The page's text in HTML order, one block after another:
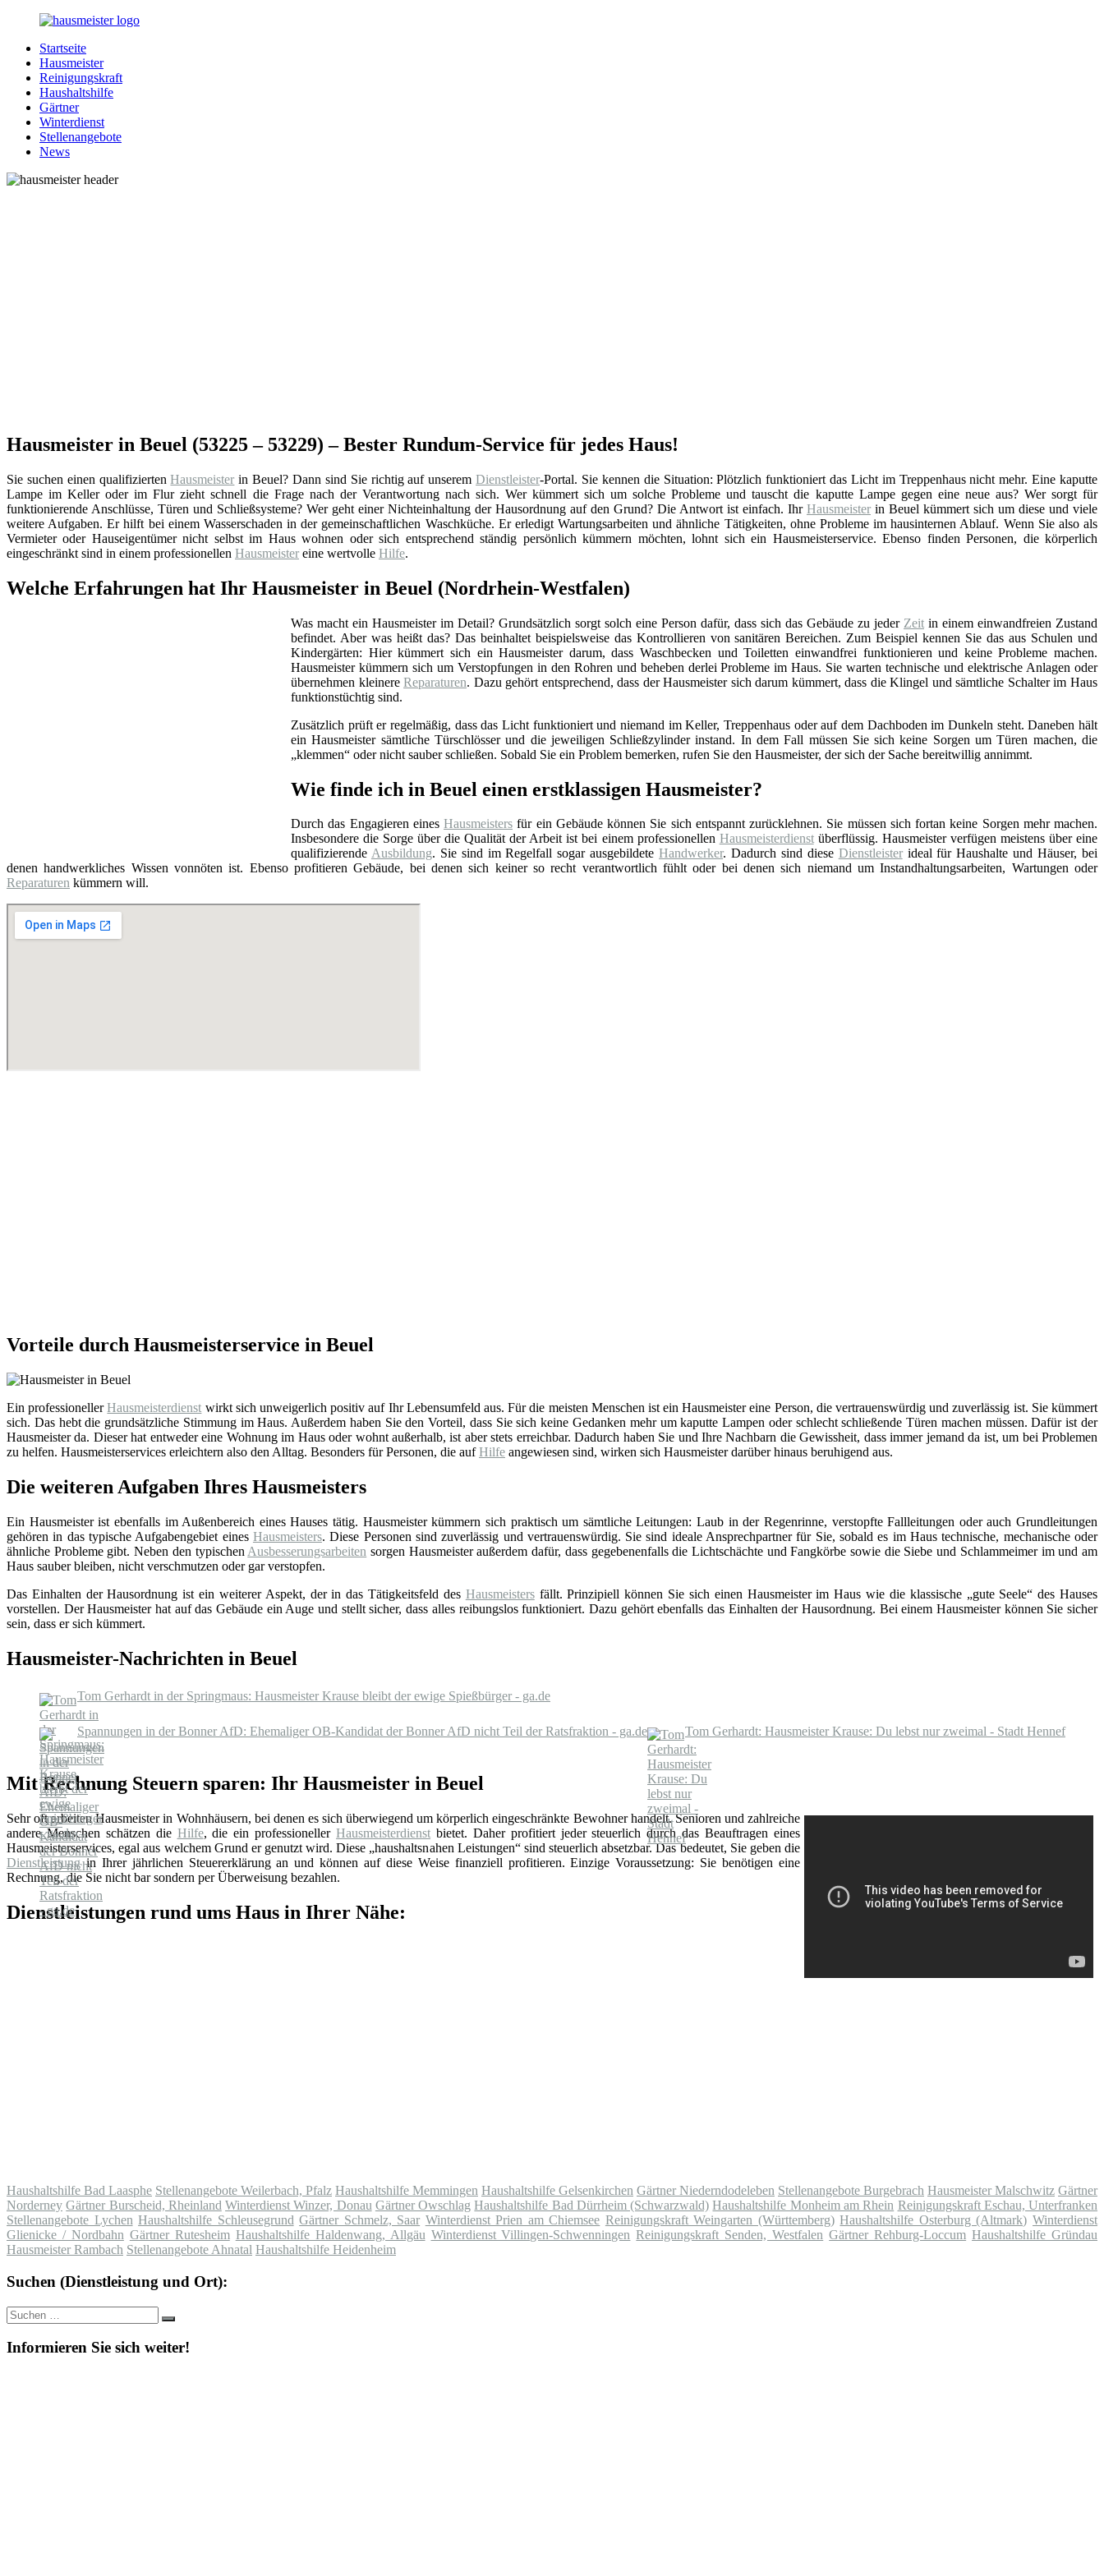
Zurück
Inhalt
Hausmeister.de
Alles
rund
Ihren
Haushalt
Startseite
Hausmeister
Reinigungskraft
Haushaltshilfe
Gärtner
Winterdienst
Stellenangebote
News
Hausmeister in Beuel (53225 – 53229) – Bester Rundum-Service für jedes Haus!
Sie suchen einen qualifiziertenHausmeister in Beuel? Dann sind Sie richtig auf unseremDienstleister-Portal. Sie kennen die Situation: Plötzlich funktioniert das Licht im Treppenhaus nicht mehr. Eine kaputte
Lampe im Keller oder im Flur zieht schnell die Frage nach der Verantwortung nach sich. Wer kümmert sich um solche Probleme und tauscht die kaputte Lampe gegen eine neue aus? Wer sorgt für
funktionierende Anschlüsse, Türen und Schließsysteme? Wer geht einer Nichteinhaltung der Hausordnung auf den Grund? Die Antwort ist einfach. Ihr Hausmeister in Beuel kümmert sich um diese und viele
weitere Aufgaben. Er hilft bei einem Wasserschaden in der gemeinschaftlichen Waschküche. Er erledigt Wartungsarbeiten und ähnliche Tätigkeiten, ohne Probleme im hausinternen Ablauf. Wenn Sie also als
Vermieter oder Hauseigentümer nicht selbst im Haus wohnen oder sich entsprechend ständig persönlich kümmern möchten, lohnt sich ein Hausmeisterservice. Ebenso finden Personen, die körperlich
eingeschränkt sind in einem professionellen Hausmeister eine wertvolle Hilfe.
Welche Erfahrungen hat Ihr Hausmeister in Beuel (Nordrhein-Westfalen)
Was macht ein Hausmeister im Detail? Grundsätzlich sorgt solch eine Person dafür, dass sich das Gebäude zu jeder Zeit in einem einwandfreien Zustand
befindet. Aber was heißt das? Das beinhaltet beispielsweise das Kontrollieren von sanitären Bereichen. Zum Beispiel kennen Sie das aus Schulen und
Kindergärten: Hier kümmert sich ein Hausmeister darum, dass Waschbecken und Toiletten einwandfrei funktionieren und keine Probleme machen.
Hausmeister kümmern sich um Verstopfungen in den Rohren und beheben derlei Probleme im Haus. Sie warten technische und elektrische Anlagen oder
übernehmen kleinereReparaturen. Dazu gehört entsprechend, dass der Hausmeister sich darum kümmert, dass die Klingel und sämtliche Schalter im Haus
funktionstüchtig sind.
Zusätzlich prüft er regelmäßig, dass das Licht funktioniert und niemand im Keller, Treppenhaus oder auf dem Dachboden im Dunkeln steht. Daneben hält
ein Hausmeister sämtliche Türschlösser und die jeweiligen Schließzylinder instand. In dem Fall müssen Sie sich keine Sorgen um Türen machen, die
„klemmen“ oder nicht sauber schließen. Sobald Sie ein Problem bemerken, rufen Sie den Hausmeister, der sich der Sache bereitwillig annimmt.
Wie finde ich in Beuel einen erstklassigen Hausmeister?
Durch das Engagieren eines Hausmeisters für ein Gebäude können Sie sich entspannt zurücklehnen. Sie müssen sich fortan keine Sorgen mehr machen.
Insbesondere die Sorge über die Qualität der Arbeit ist bei einem professionellen Hausmeisterdienstüberflüssig. Hausmeister verfügen meistens über eine
qualifizierende Ausbildung. Sie sind im Regelfall sogar ausgebildeteHandwerker. Dadurch sind diese Dienstleisterideal für Haushalte und Häuser, bei
denen handwerkliches Wissen vonnöten ist. Ebenso profitieren Gebäude, bei denen sich keiner so recht verantwortlich fühlt oder bei denen sich niemand um Instandhaltungsarbeiten, Wartungen oder
Reparaturen kümmern will.
Vorteile durch Hausmeisterservice in Beuel
Ein professionellerHausmeisterdienst wirkt sich unweigerlich positiv auf Ihr Lebensumfeld aus. Für die meisten Menschen ist ein Hausmeister eine Person, die vertrauenswürdig und zuverlässig ist. Sie kümmert
sich. Das hebt die grundsätzliche Stimmung im Haus. Außerdem haben Sie den Vorteil, dass Sie sich keine Gedanken mehr um kaputte Lampen oder schlecht schließende Türen machen müssen. Dafür ist der
Hausmeister da. Dieser hat entweder eine Wohnung im Haus oder wohnt außerhalb, ist aber stets erreichbar. Dadurch haben Sie und Ihre Nachbarn die Gewissheit, dass immer jemand da ist, um bei Problemen
zu helfen. Hausmeisterservices erleichtern also den Alltag. Besonders für Personen, die aufHilfe angewiesen sind, wirken sich Hausmeister darüber hinaus beruhigend aus.
Die weiteren Aufgaben Ihres Hausmeisters
Ein Hausmeister ist ebenfalls im Außenbereich eines Hauses tätig. Hausmeister kümmern sich praktisch um sämtliche Leitungen: Laub in der Regenrinne, verstopfte Fallleitungen oder auch Grundleitungen
gehören in das typische Aufgabengebiet eines Hausmeisters. Diese Personen sind zuverlässig und vertrauenswürdig. Sie sind ideale Ansprechpartner für Sie, sobald es im Haus technische, mechanische oder
ähnliche Probleme gibt. Neben den typischen Ausbesserungsarbeiten sorgen Hausmeister außerdem dafür, dass gegebenenfalls die Lichtschächte und Fangkörbe sowie die Siebe und Schlammeimer im und am
Haus sauber bleiben, nicht verschmutzen oder gar verstopfen.
Das Einhalten der Hausordnung ist ein weiterer Aspekt, der in das Tätigkeitsfeld des Hausmeistersfällt. Prinzipiell können Sie sich einen Hausmeister im Haus wie die klassische „gute Seele“ des Hauses
vorstellen. Der Hausmeister hat auf das Gebäude ein Auge und stellt sicher, dass alles reibungslos funktioniert. Dazu gehört ebenfalls das Einhalten der Hausordnung. Bei einem Hausmeister können Sie sicher
sein, dass er sich kümmert.
Hausmeister-Nachrichten in Beuel
Tom Gerhardt in der Springmaus: Hausmeister Krause bleibt der ewige Spießbürger - ga.de
Spannungen in der Bonner AfD: Ehemaliger OB-Kandidat der Bonner AfD nicht Teil der Ratsfraktion - ga.de Tom Gerhardt: Hausmeister Krause: Du lebst nur zweimal - Stadt Hennef
Mit Rechnung Steuern sparen: Ihr Hausmeister in Beuel
Sehr oft arbeiten Hausmeister in Wohnhäusern, bei denen es sich überwiegend um körperlich eingeschränkte Bewohner handelt. Senioren und zahlreiche
andere Menschen schätzen die Hilfe, die ein professionellerHausmeisterdienst bietet. Daher profitiert jeder steuerlich durch das Beauftragen eines
Hausmeisterservices, egal aus welchem Grund er genutzt wird. Diese „haushaltsnahen Leistungen“ sind steuerlich absetzbar. Das bedeutet, Sie geben die
Dienstleistungin Ihrer jährlichen Steuererklärung an und können auf diese Weise finanziell profitieren. Einzige Voraussetzung: Sie benötigen eine
Rechnung, die Sie nicht bar sondern per Überweisung bezahlen.
Dienstleistungen rund ums Haus in Ihrer Nähe:
Haushaltshilfe Bad Laasphe Stellenangebote Weilerbach, Pfalz Haushaltshilfe Memmingen Haushaltshilfe Gelsenkirchen Gärtner Niederndodeleben Stellenangebote Burgebrach Hausmeister Malschwitz Gärtner
Norderney Gärtner Burscheid, Rheinland Winterdienst Winzer, Donau Gärtner Owschlag Haushaltshilfe Bad Dürrheim (Schwarzwald) Haushaltshilfe Monheim am Rhein Reinigungskraft Eschau, Unterfranken
Stellenangebote Lychen Haushaltshilfe Schleusegrund Gärtner Schmelz, Saar Winterdienst Prien am Chiemsee Reinigungskraft Weingarten (Württemberg) Haushaltshilfe Osterburg (Altmark) Winterdienst
Glienicke / Nordbahn Gärtner Rutesheim Haushaltshilfe Haldenwang, Allgäu Winterdienst Villingen-Schwenningen Reinigungskraft Senden, Westfalen Gärtner Rehburg-Loccum Haushaltshilfe Gründau
Hausmeister Rambach Stellenangebote Ahnatal Haushaltshilfe Heidenheim
Suchen (Dienstleistung und Ort):
Suche
nach:
Suchen
Informieren Sie sich weiter!